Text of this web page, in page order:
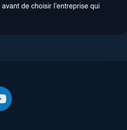
de choisir l’entreprise qui